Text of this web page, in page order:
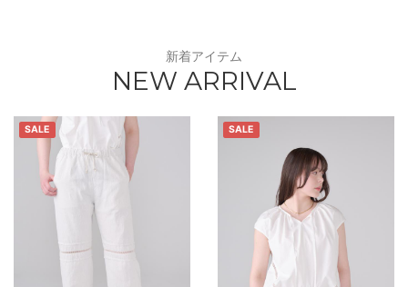
新着アイテム
NEW ARRIVAL
SALE SALE